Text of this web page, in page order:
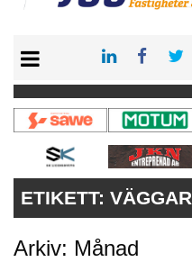
PRENUMERERA
VÅRA ANDRA MAGASIN
ANNONSERA
ETIKETT: VÄGGAR
Arkiv: Månad